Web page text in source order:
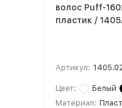
волос Puff-
пластик /
Артикул:
Цвет: Белый
Материал: